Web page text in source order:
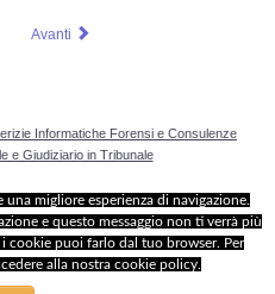
Avanti
Informatiche Forensi e Consulenze
e Giudiziario in Tribunale
migliore esperienza di navigazione.
e questo messaggio non ti verrà più
cookie puoi farlo dal tuo browser. Per
alla nostra cookie policy.